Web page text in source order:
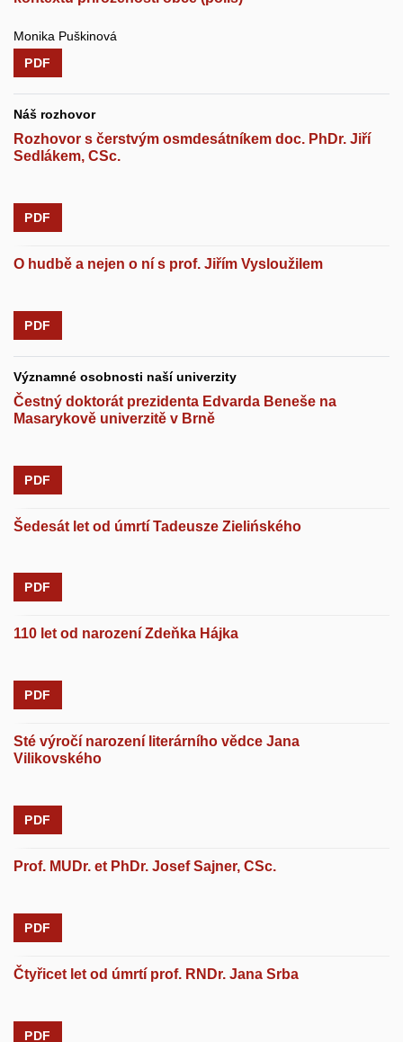
Monika Puškinová
PDF
Náš rozhovor
Rozhovor s čerstvým osmdesátníkem doc. PhDr. Jiří
Sedlákem, CSc.
PDF
O hudbě a nejen o ní s prof. Jiřím Vysloužilem
PDF
Významné osobnosti naší univerzity
Čestný doktorát prezidenta Edvarda Beneše na
Masarykově univerzitě v Brně
PDF
Šedesát let od úmrtí Tadeusze Zielińského
PDF
110 let od narození Zdeňka Hájka
PDF
Sté výročí narození literárního vědce Jana
Vilikovského
PDF
Prof. MUDr. et PhDr. Josef Sajner, CSc.
PDF
Čtyřicet let od úmrtí prof. RNDr. Jana Srba
PDF